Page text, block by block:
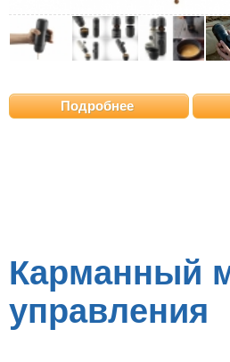
Подробнее
Карманный
управления